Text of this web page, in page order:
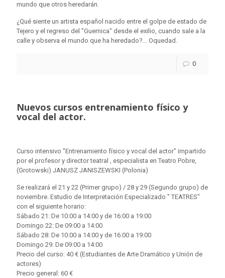
mundo que otros heredarán.
¿Qué siente un artista español nacido entre el golpe de estado de
Tejero y el regreso del "Guernica" desde el exilio, cuando sale a la
calle y observa el mundo que ha heredado?... Oquedad.
0
Nuevos cursos entrenamiento físico y
vocal del actor.
Curso intensivo "Entrenamiento físico y vocal del actor" impartido
por el profesor y director teatral , especialista en Teatro Pobre,
(Grotowski) JANUSZ JANISZEWSKI (Polonia)
Se realizará el 21 y 22 (Primer grupo) / 28 y 29 (Segundo grupo) de
noviembre. Estudio de Interpretación Especializado " TEATRES"
con el siguiente horario:
Sábado 21: De 10:00 a 14:00 y de 16:00 a 19:00
Domingo 22: De 09:00 a 14:00
Sábado 28: De 10:00 a 14:00 y de 16:00 a 19:00
Domingo 29: De 09:00 a 14:00
Precio del curso: 40 € (Estudiantes de Arte Dramático y Unión de
actores)
Precio general: 60 €